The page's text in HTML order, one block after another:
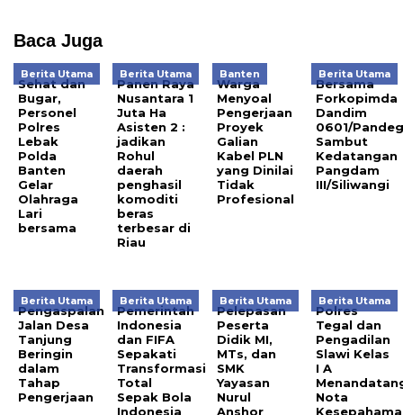
Baca Juga
Berita Utama
Sehat dan
Bugar,
Personel
Polres
Lebak
Polda
Banten
Gelar
Olahraga
Lari
bersama
Berita Utama
Panen Raya
Nusantara 1
Juta Ha
Asisten 2 :
jadikan
Rohul
daerah
penghasil
komoditi
beras
terbesar di
Riau
Banten
Warga
Menyoal
Pengerjaan
Proyek
Galian
Kabel PLN
yang Dinilai
Tidak
Profesional
Berita Utama
Bersama
Forkopimda
Dandim
0601/
Sambut
Kedatangan
Pangdam
III/Siliwangi
Berita Utama
Pengaspalan
Jalan Desa
Tanjung
Beringin
dalam
Tahap
Pengerjaan
Berita Utama
Pemerintah
Indonesia
dan FIFA
Sepakati
Transformasi
Total
Sepak Bola
Indonesia
Berita Utama
Pelepasan
Peserta
Didik MI,
MTs, dan
SMK
Yayasan
Nurul
Anshor
Berita Utama
Polres
Tegal dan
Pengadilan
Slawi Kelas
I A
Nota